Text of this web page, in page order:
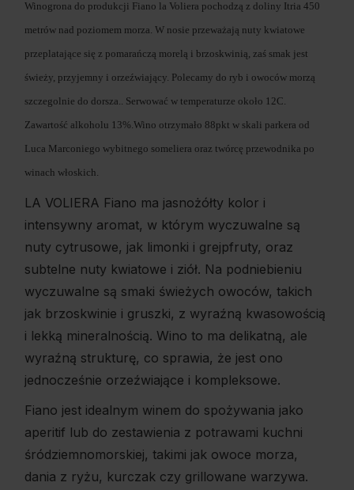
Winogrona do produkcji Fiano la Voliera pochodzą z doliny Itria 450
metrów nad poziomem morza. W nosie przeważają nuty kwiatowe
przeplatające się z pomarańczą morelą i brzoskwinią, zaś smak jest
świeży, przyjemny i orzeźwiający. Polecamy do ryb i owoców morzą
szczegolnie do dorsza.. Serwować w temperaturze około 12C.
Zawartość alkoholu 13%.Wino otrzymało 88pkt w skali parkera od
Luca Marconiego wybitnego someliera oraz twórcę przewodnika po
winach włoskich.
LA VOLIERA Fiano ma jasnożółty kolor i
intensywny aromat, w którym wyczuwalne są
nuty cytrusowe, jak limonki i grejpfruty, oraz
subtelne nuty kwiatowe i ziół. Na podniebieniu
wyczuwalne są smaki świeżych owoców, takich
jak brzoskwinie i gruszki, z wyraźną kwasowością
i lekką mineralnością. Wino to ma delikatną, ale
wyraźną strukturę, co sprawia, że jest ono
jednocześnie orzeźwiające i kompleksowe.
Fiano jest idealnym winem do spożywania jako
aperitif lub do zestawienia z potrawami kuchni
śródziemnomorskiej, takimi jak owoce morza,
dania z ryżu, kurczak czy grillowane warzywa.